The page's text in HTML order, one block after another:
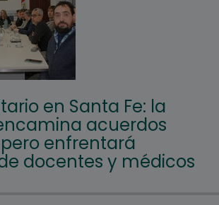
en Santa Fe: la
acuerdos
enfrentará
docentes y médicos